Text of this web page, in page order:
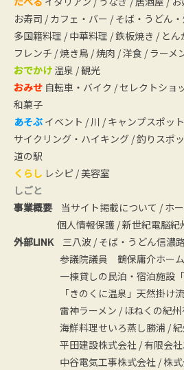
お寿司 / カフェ・バー / そば・うどん
多国籍料理 / 中華料理 /鉄板焼き / とん
フレンチ /焼き鳥 /焼肉 /洋食 / ラーメ
おでかけ 温泉 /観光
おみせ 自転車・バイク /セレクトショ
和菓子
あそぶ イベント / 川 / キャンプスポット
サイクリング・ハイキング /釣りスポ
道の駅
くらし レシピ /美容室
しごと
事業概要
当サイト掲載について / ホ
個人情報保護 /新世紀電脳紀
外部LINK
三八波 / そば・うどん信濃
参議院議員 鶴保庸介ホー
一棟貸しの民泊・宿泊施設
「きのくに温泉」天然掛け
雷神ラーメン / ほねくの紀
海鮮料理せいろ蒸し勝浦 /
平田建設株式会社 /有限会
中谷電気工事株式会社 /株